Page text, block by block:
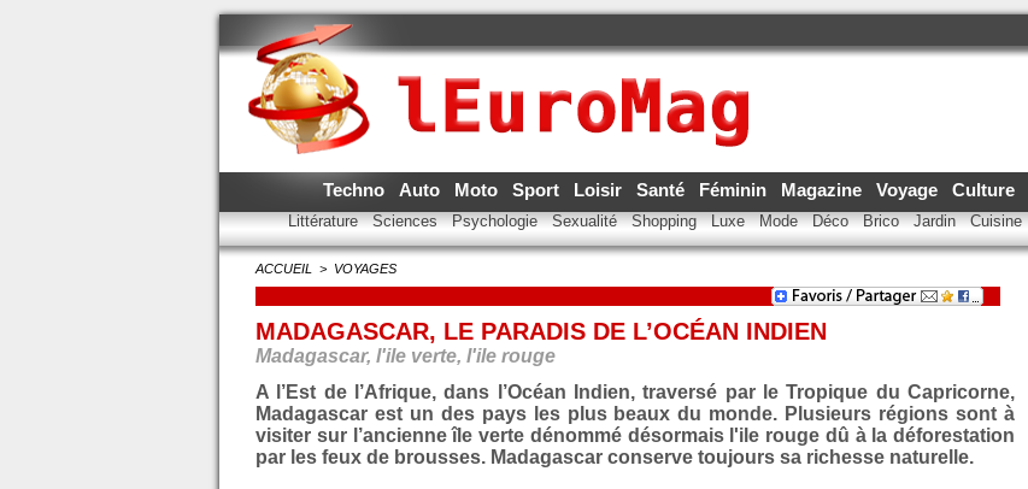
Techno Auto Moto Sport Loisir Santé Féminin Magazine Voyage Culture
Littérature Sciences Psychologie Sexualité Shopping Luxe Mode Déco Brico Jardin Cuisine
ACCUEIL > VOYAGES
MADAGASCAR, LE PARADIS DE L’OCÉAN INDIEN
Madagascar, l'ile verte, l'ile rouge
A l’Est de l’Afrique, dans l’Océan Indien, traversé par le Tropique du Capricorne,
Madagascar est un des pays les plus beaux du monde. Plusieurs régions sont à
visiter sur l’ancienne île verte dénommé désormais l'ile rouge dû à la déforestation
par les feux de brousses. Madagascar conserve toujours sa richesse naturelle.